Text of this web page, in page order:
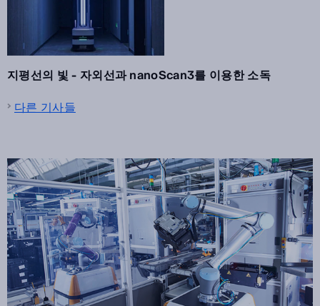
지평선의 빛 - 자외선과 nanoScan3를 이용한 소독
다른 기사들